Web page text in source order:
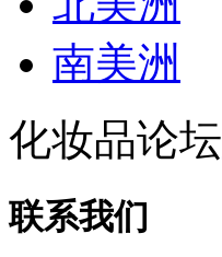
南美洲
化妆品论坛
联系我们